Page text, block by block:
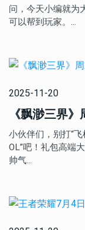
问，今天小编就为
可以帮到玩家。…
2025-11-20
《飘渺三界
小伙伴们，别打“
OL”吧！礼包高端
帅气…